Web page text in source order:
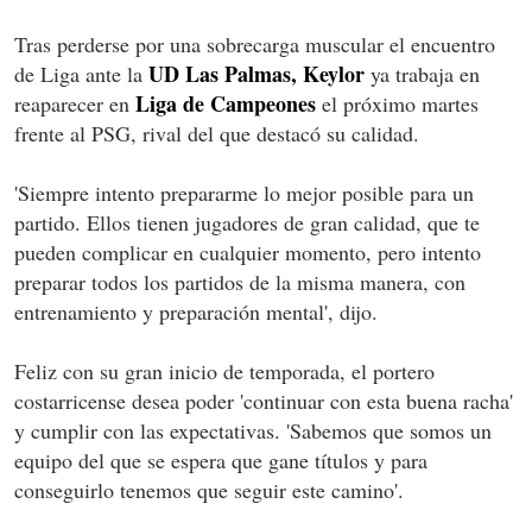
Tras perderse por una sobrecarga muscular el encuentro
de Liga ante la UD Las Palmas, Keylor ya trabaja en
reaparecer en Liga de Campeones el próximo martes
frente al PSG, rival del que destacó su calidad.
'Siempre intento prepararme lo mejor posible para un
partido. Ellos tienen jugadores de gran calidad, que te
pueden complicar en cualquier momento, pero intento
preparar todos los partidos de la misma manera, con
entrenamiento y preparación mental', dijo.
Feliz con su gran inicio de temporada, el portero
costarricense desea poder 'continuar con esta buena racha'
y cumplir con las expectativas. 'Sabemos que somos un
equipo del que se espera que gane títulos y para
conseguirlo tenemos que seguir este camino'.